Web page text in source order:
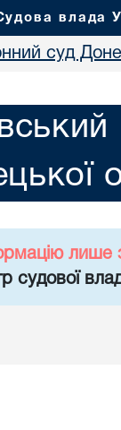
влада
суд
лише
судової